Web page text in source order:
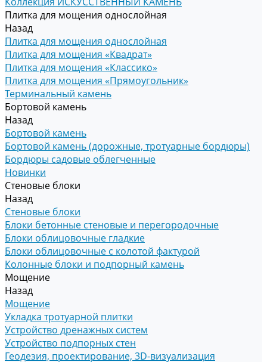
Плитка для мощения однослойная
Назад
Плитка для мощения однослойная
Плитка для мощения «Квадрат»
Плитка для мощения «Классико»
Плитка для мощения «Прямоугольник»
Терминальный камень
Бортовой камень
Назад
Бортовой камень
Бортовой камень (дорожные, тротуарные бордюры)
Бордюры садовые облегченные
Новинки
Стеновые блоки
Назад
Стеновые блоки
Блоки бетонные стеновые и перегородочные
Блоки облицовочные гладкие
Блоки облицовочные с колотой фактурой
Колонные блоки и подпорный камень
Мощение
Назад
Мощение
Укладка тротуарной плитки
Устройство дренажных систем
Устройство подпорных стен
Геодезия, проектирование, 3D-визуализация